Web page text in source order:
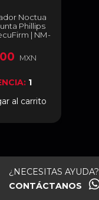
Noctua
Phillips
| NM-
MXN
1
al carrito
¿NECESITAS AYUDA?
CONTÁCTANOS